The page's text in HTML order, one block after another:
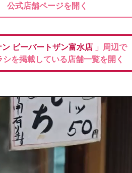
公式店舗ページを開く
ン ビーバートザン富水店 」周辺で
シを掲載している店舗一覧を開く